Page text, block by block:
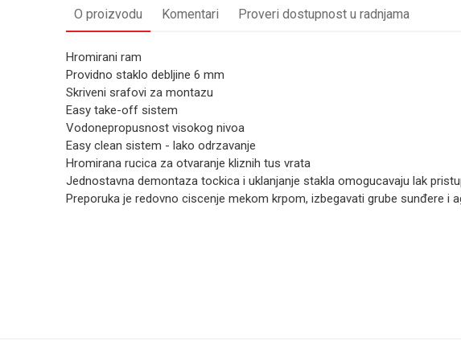
O proizvodu Komentari Proveri dostupnost u radnjama
Hromirani ram
Providno staklo debljine 6 mm
Skriveni srafovi za montazu
Easy take-off sistem
Vodonepropusnost visokog nivoa
Easy clean sistem - lako odrzavanje
Hromirana rucica za otvaranje kliznih tus vrata
Jednostavna demontaza tockica i uklanjanje stakla omogucavaju lak
Preporuka je redovno ciscenje mekom krpom, izbegavati grube sunđere i